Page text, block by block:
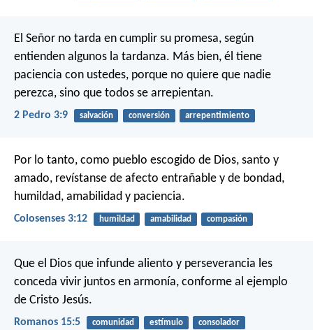
El Señor no tarda en cumplir su promesa, según
entienden algunos la tardanza. Más bien, él tiene
paciencia con ustedes, porque no quiere que nadie
perezca, sino que todos se arrepientan.
2 Pedro 3:9 salvación conversión arrepentimiento
Por lo tanto, como pueblo escogido de Dios, santo y
amado, revístanse de afecto entrañable y de bondad,
humildad, amabilidad y paciencia.
Colosenses 3:12 humildad amabilidad compasión
Que el Dios que infunde aliento y perseverancia les
conceda vivir juntos en armonía, conforme al ejemplo
de Cristo Jesús.
Romanos 15:5 comunidad estímulo consolador